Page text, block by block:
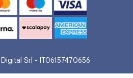
Srl - IT06157470656